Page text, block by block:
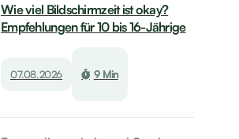
Wie viel Bildschirmzeit ist okay?
Empfehlungen für 10 bis 16-Jährige
07.08.2026 9 Min